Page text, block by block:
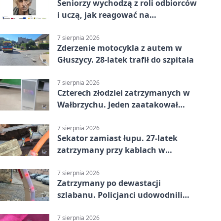
Seniorzy wychodzą z roli odbiorców
i uczą, jak reagować na
7 sierpnia 2026
Zderzenie motocykla z autem w
Głuszycy. 28-latek trafił do szpitala
7 sierpnia 2026
Czterech złodziei zatrzymanych w
Wałbrzychu. Jeden zaatakował
7 sierpnia 2026
Sekator zamiast łupu. 27-latek
zatrzymany przy kablach w
7 sierpnia 2026
Zatrzymany po dewastacji
szlabanu. Policjanci udowodnili
7 sierpnia 2026